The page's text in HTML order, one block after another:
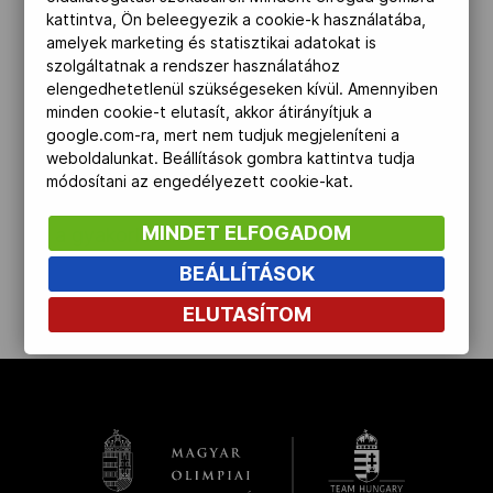
Kettőskarrier-program
NOB
Társszervezetek
OVEP
Adatbank
közül a tornászválogatott tagjai igyekeznek:
kedd délelőtt mindkét nem edzett a
gyakorlócsarnokban, szerdán Mészáros
Krisztofer pedig már a versenyhelyszínen, a
legendás Bercy-arénában vehet részt a
pódiumedzésen. Ma viszont még be kellett
be a gyakorlására.
kattintva, Ön beleegyezik a cookie-k használatába,
amelyek marketing és statisztikai adatokat is
szolgáltatnak a rendszer használatához
elengedhetetlenül szükségeseken kívül. Amennyiben
minden cookie-t elutasít, akkor átirányítjuk a
google.com-ra, mert nem tudjuk megjeleníteni a
weboldalunkat. Beállítások gombra kattintva tudja
módosítani az engedélyezett cookie-kat.
MINDET ELFOGADOM
BEÁLLÍTÁSOK
ELUTASÍTOM